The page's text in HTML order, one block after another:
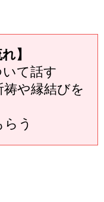
】
いて話す
祷や縁結びを
う